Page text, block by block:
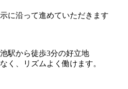
に沿って進めていただきます
駅から徒歩3分の好立地
く、リズムよく働けます。